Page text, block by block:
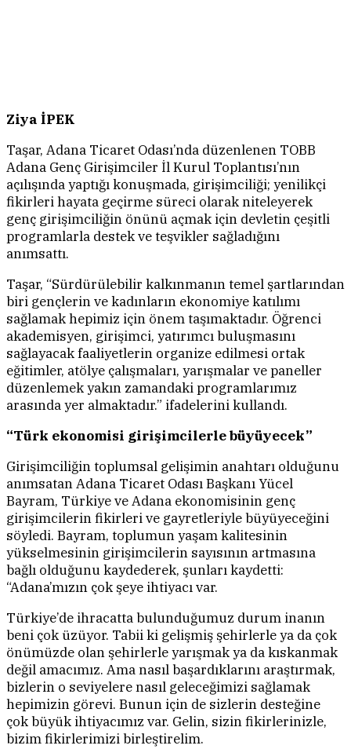
Ziya İPEK
Taşar, Adana Ticaret Odası’nda düzenlenen TOBB
Adana Genç Girişimciler İl Kurul Toplantısı’nın
açılışında yaptığı konuşmada, girişimciliği; yenilikçi
fikirleri hayata geçirme süreci olarak niteleyerek
genç girişimciliğin önünü açmak için devletin çeşitli
programlarla destek ve teşvikler sağladığını
anımsattı.
Taşar, “Sürdürülebilir kalkınmanın temel şartlarından
biri gençlerin ve kadınların ekonomiye katılımı
sağlamak hepimiz için önem taşımaktadır. Öğrenci
akademisyen, girişimci, yatırımcı buluşmasını
sağlayacak faaliyetlerin organize edilmesi ortak
eğitimler, atölye çalışmaları, yarışmalar ve paneller
düzenlemek yakın zamandaki programlarımız
arasında yer almaktadır.” ifadelerini kullandı.
“Türk ekonomisi girişimcilerle büyüyecek”
Girişimciliğin toplumsal gelişimin anahtarı olduğunu
anımsatan Adana Ticaret Odası Başkanı Yücel
Bayram, Türkiye ve Adana ekonomisinin genç
girişimcilerin fikirleri ve gayretleriyle büyüyeceğini
söyledi. Bayram, toplumun yaşam kalitesinin
yükselmesinin girişimcilerin sayısının artmasına
bağlı olduğunu kaydederek, şunları kaydetti:
“Adana’mızın çok şeye ihtiyacı var.
Türkiye’de ihracatta bulunduğumuz durum inanın
beni çok üzüyor. Tabii ki gelişmiş şehirlerle ya da çok
önümüzde olan şehirlerle yarışmak ya da kıskanmak
değil amacımız. Ama nasıl başardıklarını araştırmak,
bizlerin o seviyelere nasıl geleceğimizi sağlamak
hepimizin görevi. Bunun için de sizlerin desteğine
çok büyük ihtiyacımız var. Gelin, sizin fikirlerinizle,
bizim fikirlerimizi birleştirelim.